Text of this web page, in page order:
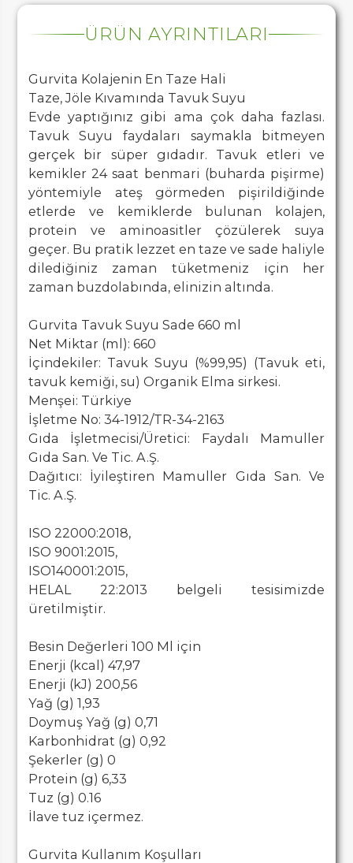
ÜRÜN AYRINTILARI
Gurvita Kolajenin En Taze Hali
Taze, Jöle Kıvamında Tavuk Suyu
Evde yaptığınız gibi ama çok daha fazlası.
Tavuk Suyu faydaları saymakla bitmeyen
gerçek bir süper gıdadır. Tavuk etleri ve
kemikler 24 saat benmari (buharda pişirme)
yöntemiyle ateş görmeden pişirildiğinde
etlerde ve kemiklerde bulunan kolajen,
protein ve aminoasitler çözülerek suya
geçer. Bu pratik lezzet en taze ve sade haliyle
dilediğiniz zaman tüketmeniz için her
zaman buzdolabında, elinizin altında.
Gurvita Tavuk Suyu Sade 660 ml
Net Miktar (ml): 660
İçindekiler: Tavuk Suyu (%99,95) (Tavuk eti,
tavuk kemiği, su) Organik Elma sirkesi.
Menşei: Türkiye
İşletme No: 34-1912/TR-34-2163
Gıda İşletmecisi/Üretici: Faydalı Mamuller
Gıda San. Ve Tic. A.Ş.
Dağıtıcı: İyileştiren Mamuller Gıda San. Ve
Tic. A.Ş.
ISO 22000:2018,
ISO 9001:2015,
ISO140001:2015,
HELAL 22:2013 belgeli tesisimizde
üretilmiştir.
Besin Değerleri 100 Ml için
Enerji (kcal) 47,97
Enerji (kJ) 200,56
Yağ (g) 1,93
Doymuş Yağ (g) 0,71
Karbonhidrat (g) 0,92
Şekerler (g) 0
Protein (g) 6,33
Tuz (g) 0.16
İlave tuz içermez.
Gurvita Kullanım Koşulları